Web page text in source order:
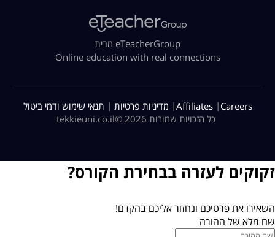
מבית eTeacherGroup
Online education with real connections
כל הזכויות שמורות 2026 © tekkieuni.co.il
תנאי שימוש ודמי ביטול | מדיניות פרטיות |Affiliates | Careers
זקוקים לעזרה בבחירת הקורס?
השאירו את פרטיכם ונחזור אליכם בהקדם!
שם מלא של ההורה